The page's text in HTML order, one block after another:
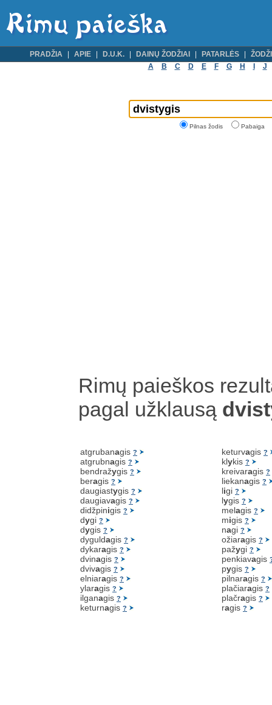
PRADŽIA APIE D.U.K. DAINŲ ŽODŽIAI PATARLĖS
A
B C D E F G H J
Pilnas žodis Pabaiga
Rimų paieškos
pagal užklausą dvist
atgrubanagis ?
atgrubnagis ?
bendražygis ?
beragis ?
daugiastygis ?
daugiavagis ?
didžpinigis ?
dygi ?
dygis ?
dyguldagis ?
dykaragis ?
dvinagis ?
dvivagis ?
elniaragis ?
ylaragis ?
ilganagis ?
keturnagis ?
keturvagis ?
klykis ?
kreivaragis ?
liekanagis ?
ligi ?
lygis ?
melagis ?
migis ?
nagi ?
ožiaragis ?
pažygi ?
penkiavagis
pygis ?
pilnaragis ?
plačiaragis ?
plačragis ?
ragis ?